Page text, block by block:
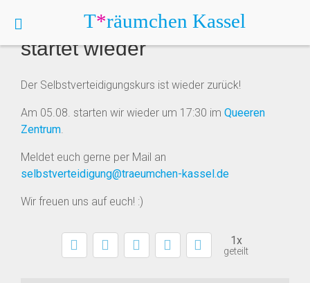
Selbstverteidigungskurs
startet wieder
Der Selbstverteidigungskurs ist wieder zurück!
Am 05.08. starten wir wieder um 17:30 im Queeren
Zentrum.
Meldet euch gerne per Mail an
selbstverteidigung@traeumchen-kassel.de
Wir freuen uns auf euch! :)
1x
geteilt
T*räumchen Kassel